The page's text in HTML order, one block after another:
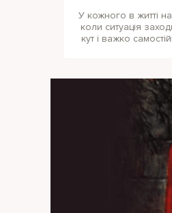
У кожного в житті
коли ситуація
кут і важко